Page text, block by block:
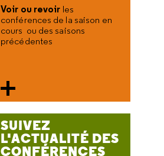
Voir ou revoir les
conférences de la saison en
cours ou des saisons
précédentes
SUIVEZ
L'ACTUALITÉ DES
CONFÉRENCES